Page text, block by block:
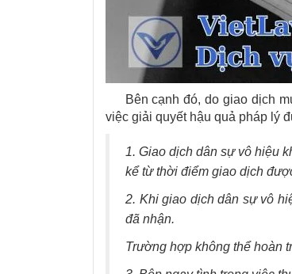
Bên cạnh đó, do giao dịch
việc giải quyết hậu quả pháp lý
1. Giao dịch dân sự vô hiệu
kể từ thời điểm giao dịch
2. Khi giao dịch dân sự vô
đã nhận.
Trường hợp không thể hoàn